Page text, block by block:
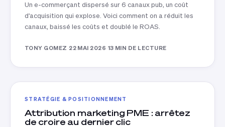
Un e-commerçant dispersé sur 6 canaux pub, un coût
d'acquisition qui explose. Voici comment on a réduit les
canaux, baissé les coûts et doublé le ROAS.
TONY GOMEZ ·22 MAI 2026·13 MIN DE LECTURE
STRATÉGIE & POSITIONNEMENT
Attribution marketing PME : arrêtez
de croire au dernier clic